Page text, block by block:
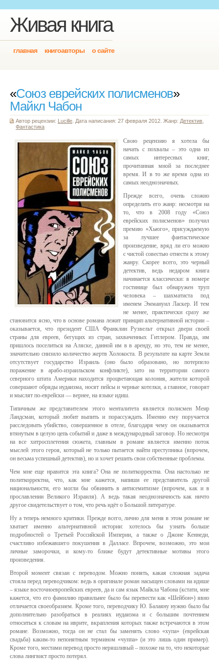
Живая книга
главная книгоавторы о сайте
«Союз еврейских полисменов»
Майкл Чабон
Автор рецензии: Lucille . Дата написания: 27 февраля 2012. Жанр: Детектив
Фантастика
Свою рецензию я хотела бы
начать с похвалы – это одна из
самых интересных книг,
прочитанная мной за последнее
время. И в то же время одна из
самых неоднозначных.
Прежде всего, очень сложно
определить его жанр: несмотря на
то, что в 2008 году «Союз
еврейских полисменов» получил
премию «Хьюго», присуждаемую
за лучшее фантастическое
произведение, вряд ли его можно
с чистой совестью отнести к этому
жанру. Скорее всего, это черный
детектив, ведь недаром книга
начинается классически: в номере
гостинице был обнаружен труп
человека – шахматиста под
именем Эммануил Ласкер. И тем
не менее, практически сразу же
становится ясно, что в основе романа лежит принцип альтернативной истории –
оказывается, что президент США Франклин Рузвельт открыл двери своей
страны для евреев, бегущих из стран, захваченных Гитлером. Правда, им
пришлось поселиться на Аляске, данной им в в аренду, но это, тем не менее,
значительно снизило количество жертв Холокоста. В результате на карте Земли
отсутствует государство Израиль (оно было образовано, но потерпело
поражение в арабо-израильском конфликте), зато на территории самого
северного штата Америки находится процветающая колония, жители которой
совершают обряды иудаизма, носят пейсы и черные котелки, а главное, говорят
и мыслят по-еврейски — вернее, на языке идиш.
Типичным же представителем этого менталитета является полисмен Меир
Ландсман, который любит выпить и порассуждать. Именно ему поручается
расследовать убийство, совершенное в отеле, благодаря чему он оказывается
втянутым в целую цепь событий и даже в международный заговор. Но несмотря
на все хитросплетения сюжета, главным в романе является именно поток
мыслей этого героя, который не только пытается найти преступника (впрочем,
он весьма успешный детектив), но и хочет решить свои собственные проблемы.
Чем мне еще нравится эта книга? Она не политкорректна. Она настолько не
политкорректна, что, как мне кажется, напиши ее представитель другой
национальности, его могли бы обвинить в антисемитизме (впрочем, как и в
прославлении Великого Израиля). А ведь такая неоднозначность как ничто
другое свидетельствует о том, что речь идёт о Большой литературе.
Ну а теперь немного критики. Прежде всего, лично для меня в этом романе не
хватает именно альтернативной истории: хотелось бы узнать больше
подробностей о Третьей Российской Империи, а также о Джоне Кеннеди,
счастливо избежавшего покушения в Далласе. Впрочем, возможно, это мои
личные заморочки, и кому-то ближе будут детективные мотивы этого
произведения.
Второй момент связан с переводом. Можно понять, какая сложная задача
стояла перед переводчиком: ведь в оригинале роман насыщен словами на идише
– языке восточноевропейских евреев, да и сам язык Майкла Чабона (кстати, мне
кажется, что его фамилию правильнее было бы перевести как «Шейбон») явно
отличается своеобразием. Кроме того, переводчику Ю. Балаяну нужно было бы
дополнительно разобраться в реалиях иудаизма и с большим почтением
относиться к словам на иврите, вкрапления которых также встречаются в этом
романе. Возможно, тогда он не стал бы заменять слово «хупа» (еврейская
свадьба) каким-то непонятным термином «чуппа» (и это лишь один пример).
Кроме того, местами перевод просто неряшливый – похоже на то, что некоторые
слова лингвист просто потерял.